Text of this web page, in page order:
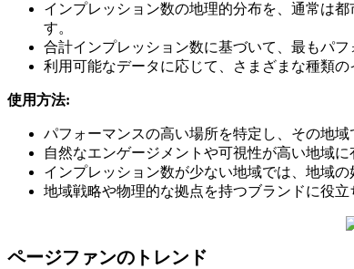
インプレッション数の地理的分布を、通常は
す。
合計インプレッション数に基づいて、最もパ
利用可能なデータに応じて、さまざまな種類
使用方法:
パフォーマンスの高い場所を特定し、その地
自然なエンゲージメントや可視性が高い地域
インプレッション数が少ない地域では、地域
地域戦略や物理的な拠点を持つブランドに役
ページファンのトレンド